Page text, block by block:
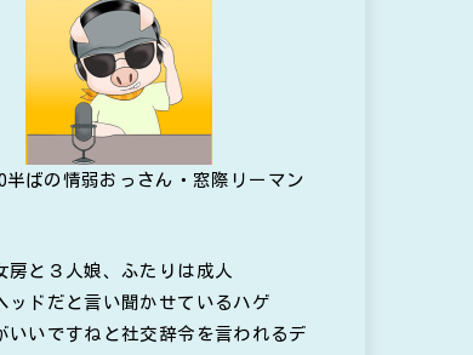
半ばの情弱おっさん・窓際リーマン
房と３人娘、ふたりは成人
ッドだと言い聞かせているハゲ
いいですねと社交辞令を言われるデ